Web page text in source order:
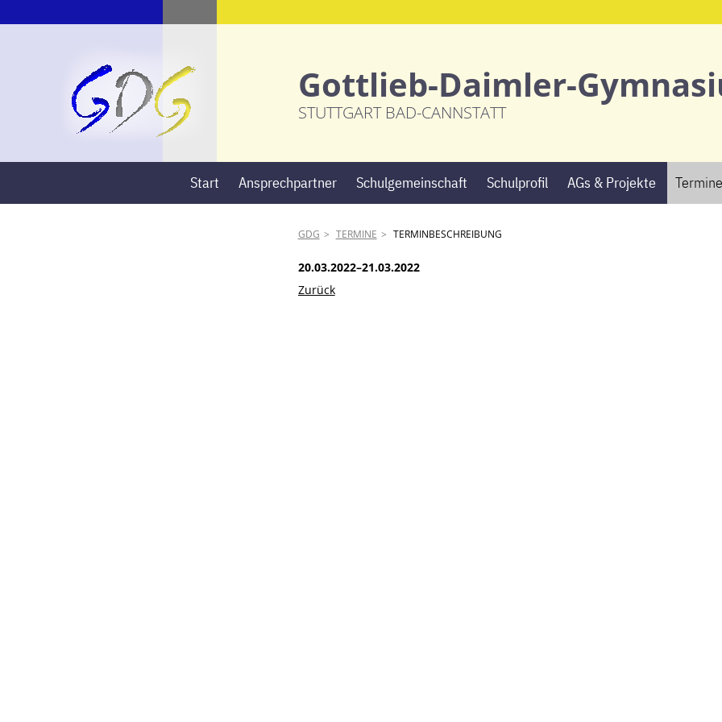
Gottlieb-Daimler-
STUTTGART BAD-CANNSTATT
überspringen
Start Ansprechpartner Schulgemeinschaft Schulprofil AGs & Projekte Termine
GDG TERMINE TERMINBESCHREIBUNG
20.03.2022–21.03.2022
Zurück